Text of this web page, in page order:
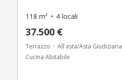
118 m² 4 locali
37.500 €
Terrazzo All'asta/Asta Giudiziaria
Cucina Abitabile